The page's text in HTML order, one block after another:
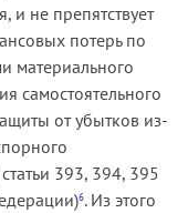
и не препятствует
потерь по
материального
самостоятельного
от убытков из-
393, 394, 395
6. Из этого